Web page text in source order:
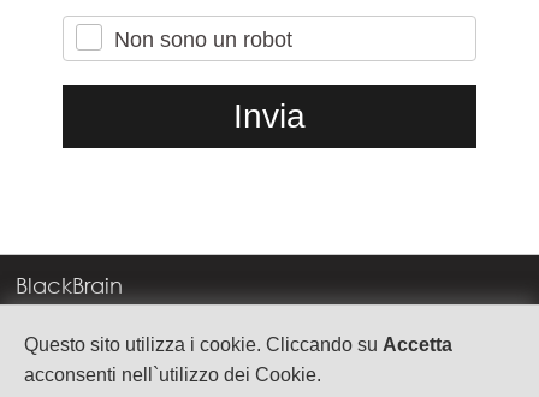
Questo sito utilizza i cookie. Cliccando su Accetta
acconsenti nell`utilizzo dei Cookie.
Non sono un robot
BlackBrain
Corso Milano, 83
37138 Verona